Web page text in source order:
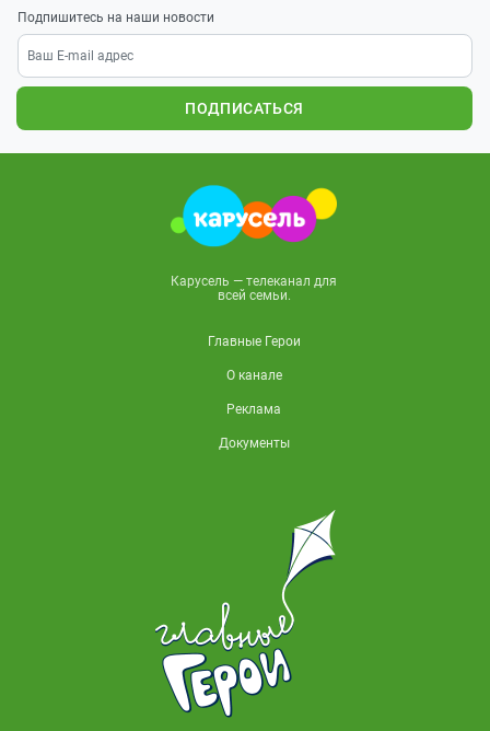
Подпишитесь на наши новости
ПОДПИСАТЬСЯ
Карусель — телеканал для
всей семьи.
Главные Герои
О канале
Реклама
Документы